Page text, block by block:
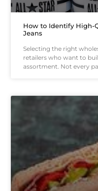
How to Identify High-
Jeans
Selecting the right
retailers who want to
assortment. Not every